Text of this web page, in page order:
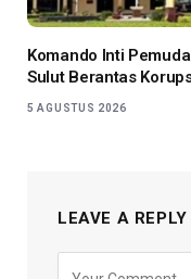
Komando Inti
Sulut Berantas
5 AGUSTUS 2026
LEAVE A REPLY